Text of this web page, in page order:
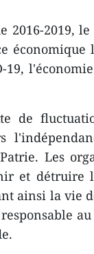
2016-2019,
19,
de
Les
et détruire
ainsi la vie